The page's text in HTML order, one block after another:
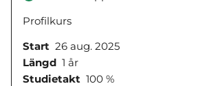
Profilkurs
Start 26 aug. 2025
Längd 1 år
Studietakt 100 %